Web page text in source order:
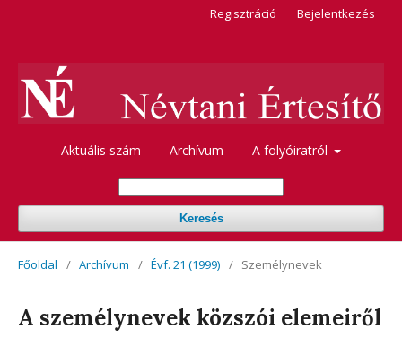
Aktuális szám Archívum A folyóiratról
Keresés
Regisztráció Bejelentkezés
Főoldal / Archívum / Évf. 21 (1999) / Személynevek
A személynevek közszói elemeiről